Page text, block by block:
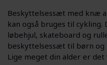
Beskyttelsessæt med knæ
kan også bruges til
løbehjul, skateboard og
beskyttelsessæt til børn
Lige meget din alder er